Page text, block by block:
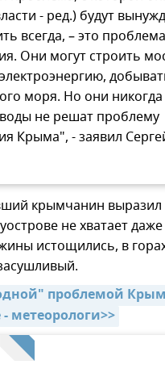
- ред.) будут
всегда, – это проблема
Они могут строить
моря. Но они никогда
не решат проблему
Крыма", - заявил
крымчанин
не хватает
истощились, в
проблемой
метеорологи>>